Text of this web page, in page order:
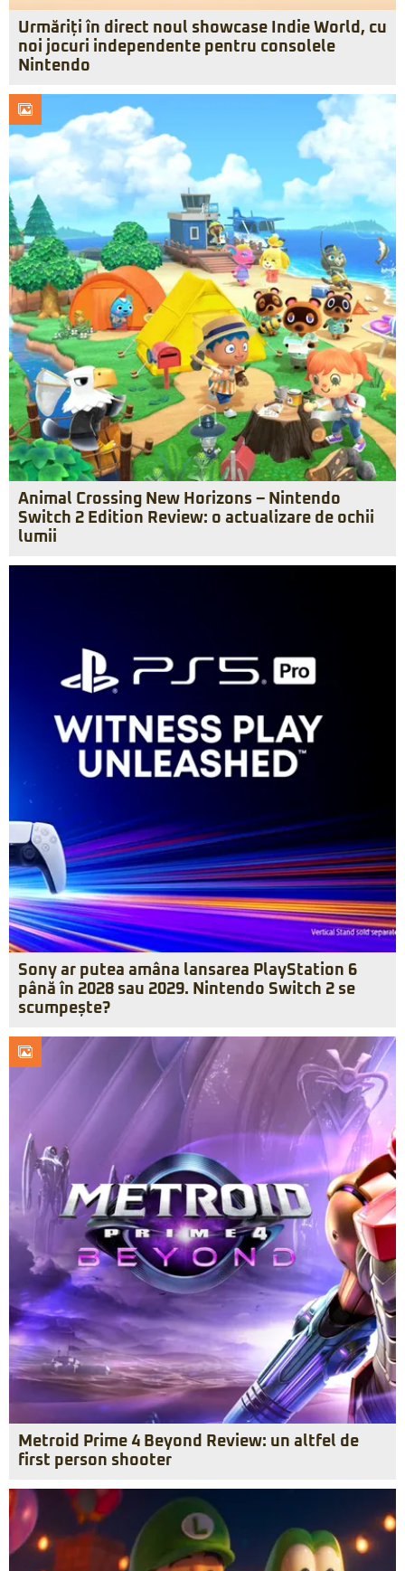
Urmăriți în direct noul showcase Indie World, cu
noi jocuri independente pentru consolele
Nintendo
Animal Crossing New Horizons – Nintendo
Switch 2 Edition Review: o actualizare de ochii
lumii
Sony ar putea amâna lansarea PlayStation 6
până în 2028 sau 2029. Nintendo Switch 2 se
scumpește?
Metroid Prime 4 Beyond Review: un altfel de
first person shooter